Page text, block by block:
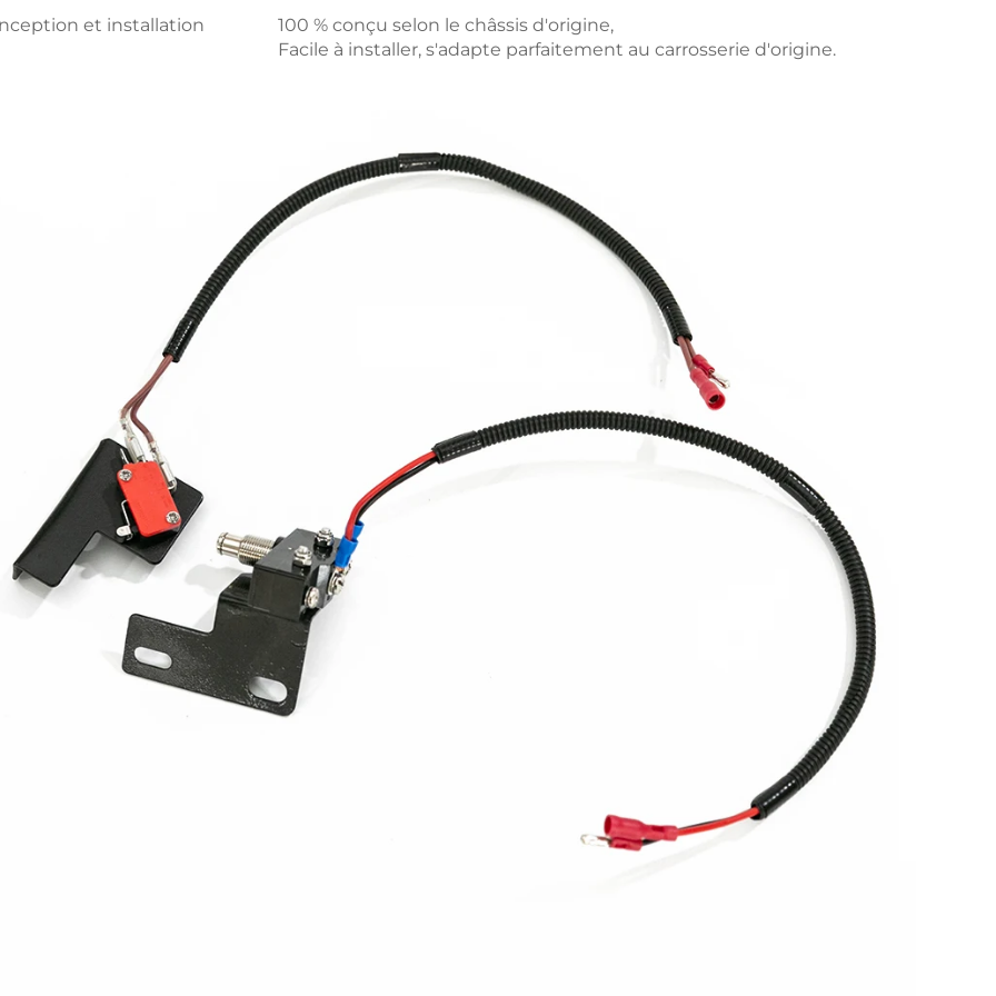
et installation
100 % conçu selon le châssis d'origine,
Facile à installer, s'adapte parfaitement au carrosserie d'origine.